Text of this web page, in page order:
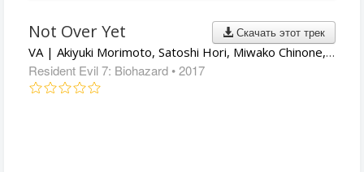
Скачать этот трек
Not Over Yet
VA | Akiyuki Morimoto, Satoshi Hori, Miwako Chinone, Cris Velasco, Brian D'Oliveira
Resident Evil 7: Biohazard • 2017